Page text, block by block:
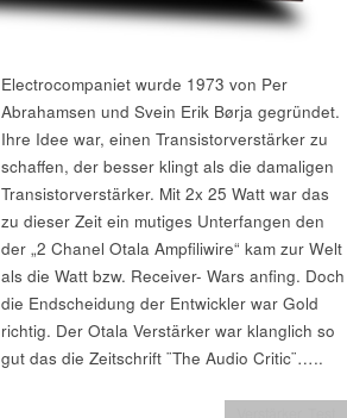
Electrocompaniet wurde 1973 von Per
Abrahamsen und Svein Erik Børja gegründet.
Ihre Idee war, einen Transistorverstärker zu
schaffen, der besser klingt als die damaligen
Transistorverstärker. Mit 2x 25 Watt war das
zu dieser Zeit ein mutiges Unterfangen den
der „2 Chanel Otala Ampfiliwire“ kam zur Welt
als die Watt bzw. Receiver- Wars anfing. Doch
die Endscheidung der Entwickler war Gold
richtig. Der Otala Verstärker war klanglich so
gut das die Zeitschrift ¨The Audio Critic¨…..